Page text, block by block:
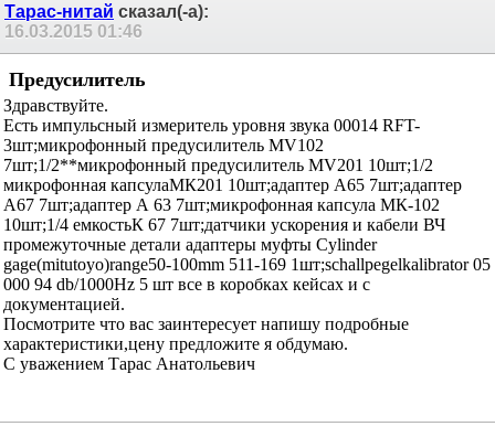
Тарас-нитайсказал(-а):
16.03.2015
Предусилитель
Здравствуйте.
Есть импульсный измеритель уровня звука 00014 RFT-
3шт;микрофонный предусилитель MV102
7шт;1/2**микрофонный предусилитель MV201 10шт;1/2
микрофонная капсулаМК201 10шт;адаптер А65 7шт;адаптер
А67 7шт;адаптер А 63 7шт;микрофонная капсула МК-102
10шт;1/4 емкостьК 67 7шт;датчики ускорения и кабели ВЧ
промежуточные детали адаптеры муфты Cylinder
gage(mitutoyo)range50-100mm 511-169 1шт;schallpegelkalibrator 05
000 94 db/1000Hz 5 шт все в коробках кейсах и с
документацией.
Посмотрите что вас заинтересует напишу подробные
характеристики,цену предложите я обдумаю.
С уважением Тарас Анатольевич